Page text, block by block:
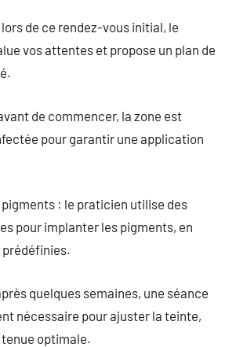
de ce rendez-vous initial, le
vos attentes et propose un plan de
de commencer, la zone est
pour garantir une application
pigments : le praticien utilise des
pour implanter les pigments, en
prédéfinies.
quelques semaines, une séance
nécessaire pour ajuster la teinte,
optimale.